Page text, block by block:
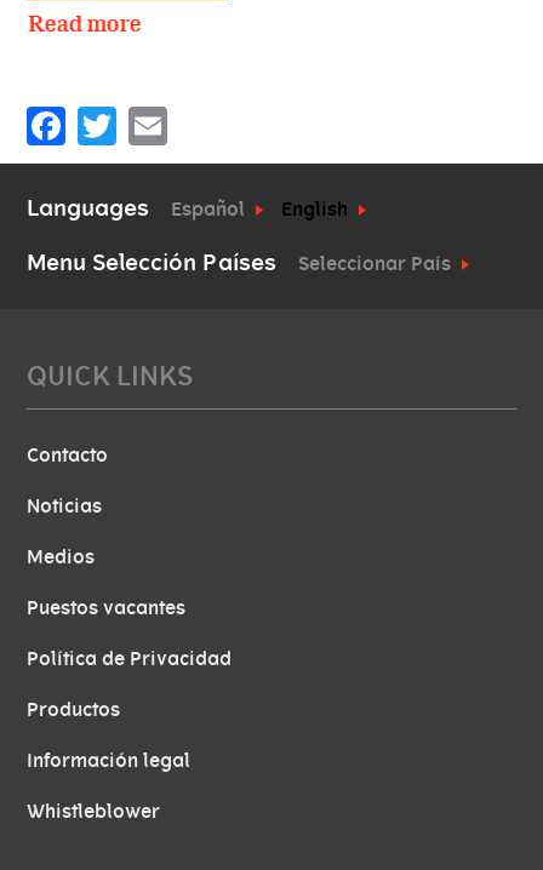
Read more
Facebook
Twitter
Languages Español English
Menu Selección Países Seleccionar País
QUICK LINKS
Contacto
Noticias
Medios
Puestos vacantes
Política de Privacidad
Productos
Información legal
Whistleblower